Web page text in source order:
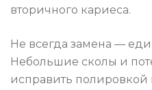
вторичного кариеса.
Не всегда замена —
Небольшие сколы и
исправить